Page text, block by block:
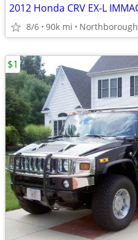
8/6 90k mi Northborough
$1